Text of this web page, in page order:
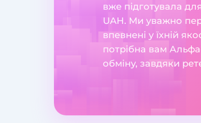
вже підготувала
UAH. Ми уважно
впевнені у їхній
потрібна вам
обміну, завдяки